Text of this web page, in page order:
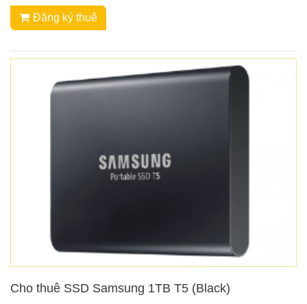
Đăng ký thuê
Cho thuê SSD Samsung 1TB T5 (Black)